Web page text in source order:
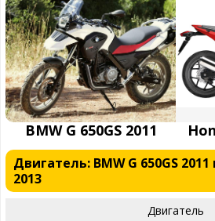
BMW G 650GS 2011
Двигатель: BMW G 650GS
2013
Двигатель